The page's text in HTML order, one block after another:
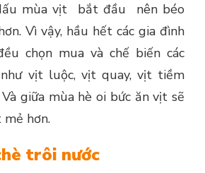
mùa vịt bắt đầu nên béo
Vì vậy, hầu hết các gia đình
chọn mua và chế biến các
vịt luộc, vịt quay, vịt tiềm
giữa mùa hè oi bức ăn vịt sẽ
hơn.
trôi nước